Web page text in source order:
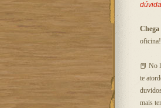
Chega
oficina!
📕 No
te
mais